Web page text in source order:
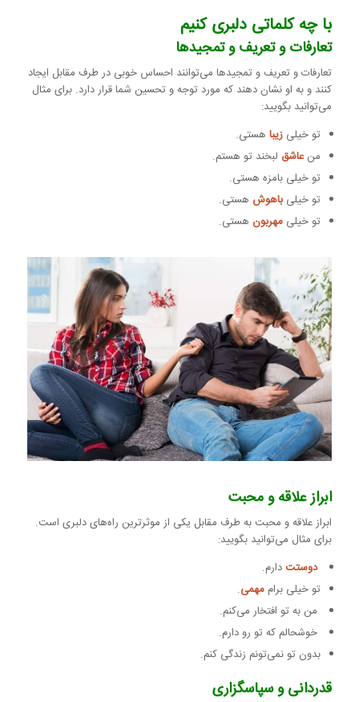
با چه کلماتی دلبری کنیم
تعارفات و تعریف و تمجیدها
تعارفات و تعریف و تمجیدها می‌توانند احساس خوبی در طرف مقابل ایجاد
کنند و به او نشان دهند که مورد توجه و تحسین شما قرار دارد. برای مثال
می‌توانید بگویید:
تو خیلی زیباهستی.
منعاشق لبخند تو هستم.
تو خیلی بامزه هستی.
تو خیلی باهوش هستی.
تو خیلی مهربونهستی.
ابراز علاقه و محبت
ابراز علاقه و محبت به طرف مقابل یکی از موثرترین راه‌های دلبری است.
برای مثال می‌توانید بگویید:
دوستتدارم.
تو خیلی برام مهمی.
من به تو افتخار می‌کنم.
خوشحالم که تو رو دارم.
بدون تو نمی‌تونم زندگی کنم.
قدردانی و سپاسگزاری